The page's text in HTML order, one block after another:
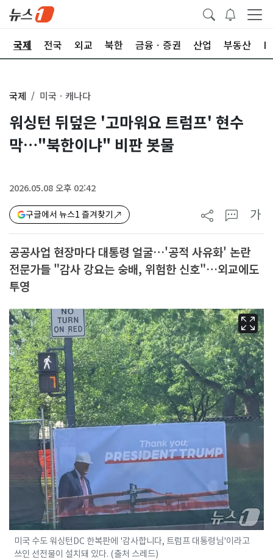
국제 전국 외교 북한 금융ㆍ증권 산업 부동산
국제 미국ㆍ캐나다
워싱턴 뒤덮은 '고마워요 트럼프' 현수
막…"북한이냐" 비판 봇물
2026.05.08 오후 02:42
구글에서 뉴스1 즐겨찾기 가
공공사업 현장마다 대통령 얼굴…'공적 사유화' 논란
전문가들 "감사 강요는 숭배, 위험한 신호"…외교에도
투영
미국 수도 워싱턴DC 한복판에 '감사합니다, 트럼프 대통령님'이라고
쓰인 선전물이 설치돼 있다. (출처 스레드)